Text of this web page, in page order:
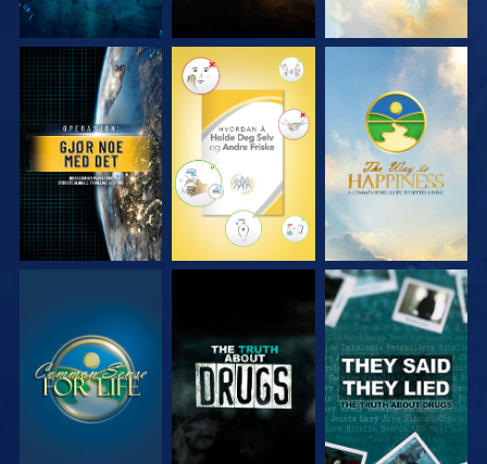
SE SE SE
SE SE